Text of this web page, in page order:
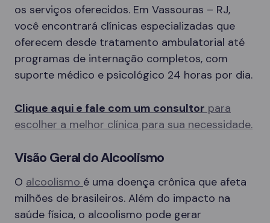
os serviços oferecidos. Em Vassouras – RJ,
você encontrará clínicas especializadas que
oferecem desde tratamento ambulatorial até
programas de internação completos, com
suporte médico e psicológico 24 horas por dia.
Clique aqui e fale com um consultor para
escolher a melhor clínica para sua necessidade.
Visão Geral do Alcoolismo
O alcoolismo é uma doença crônica que afeta
milhões de brasileiros. Além do impacto na
saúde física, o alcoolismo pode gerar